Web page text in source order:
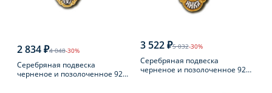
2 834 ₽4 048-30%
Серебряная подвеска
черненое и позолоченное 925
3 522 ₽5 032-30%
Серебряная подвеска
черненое и позолоченное 925